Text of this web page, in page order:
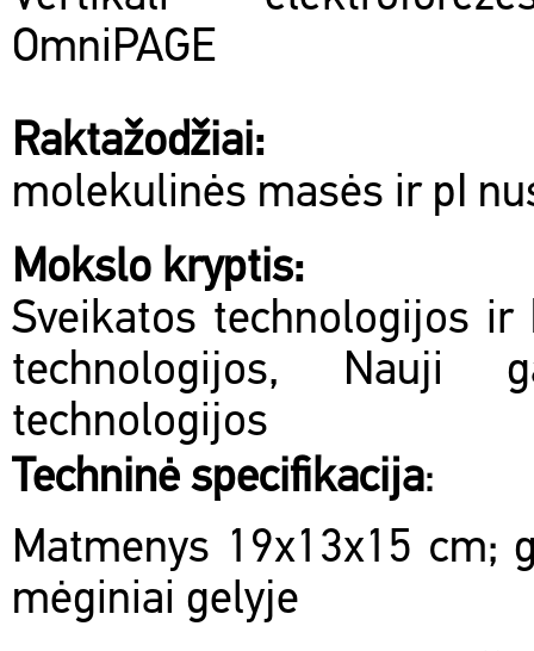
OmniPAGE
Raktažodžiai:
molekulinės masės ir pI
Mokslo kryptis:
Sveikatos technologijos
technologijos, Nauji
technologijos
Techninė specifikacija:
Matmenys 19x13x15
mėginiai gelyje